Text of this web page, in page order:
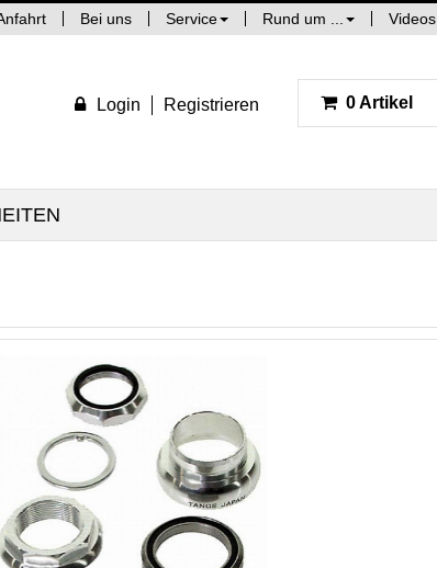
Bei uns Service Rund um ... Videos
Login Registrieren 0 Artikel